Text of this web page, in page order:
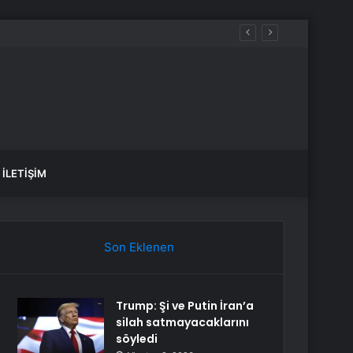
İLETIŞIM
Son Eklenen
Trump: Şi ve Putin İran’a
silah satmayacaklarını
söyledi